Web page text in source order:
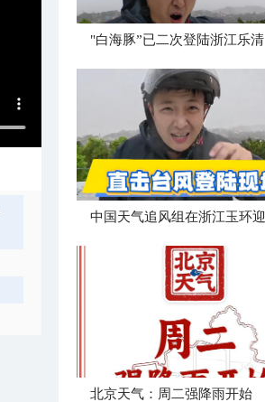
"白海豚”已二次登陆浙江乐清
北京天气：周二强降雨开始